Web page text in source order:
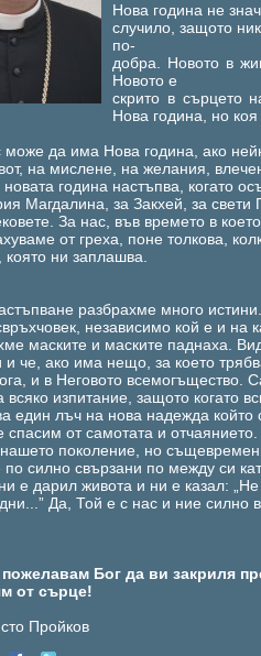
Нова година не
случило, защото
по-
добра. Новото в
Новото е
скрито в сърцето
Нова година, но
може да има Нова година, ако
на мислене, на желания,
година настъпва, когато
Магдалина, за Закхей, за свети
За нас, във времето в
от греха, поне толкова,
ни заплашва.
разбрахме много
независимо кой е и на
маските и маските паднаха.
че, ако има нещо, за което
и в Неговото всемогъщество.
изпитание, защото когато
един лъч на нова надежда който
спасим от самотата и
нашето поколение, но
по силно свързани по между си
е дарил живота и ни е казал:
Да, Той е с нас и ние силно
Бог да ви закриля
от сърце!
Пройков